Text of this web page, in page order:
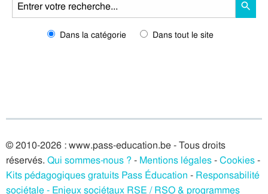
Dans la catégorie Dans tout le site
© 2010-2026 : www.pass-education.be - Tous droits
réservés. Qui sommes-nous ? - Mentions légales-Cookies-
Kits pédagogiques gratuits Pass Éducation - Responsabilité
sociétale - Enjeux sociétaux RSE / RSO & programmes